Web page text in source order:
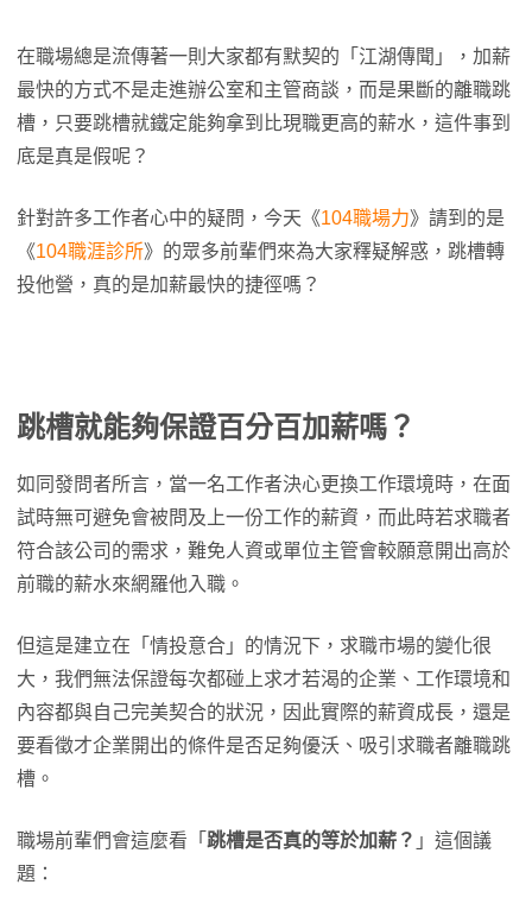
在職場總是流傳著一則大家都有默契的「江湖傳聞」，加薪
最快的方式不是走進辦公室和主管商談，而是果斷的離職跳
槽，只要跳槽就鐵定能夠拿到比現職更高的薪水，這件事到
底是真是假呢？
針對許多工作者心中的疑問，今天《104職場力》請到的是
《104職涯診所》的眾多前輩們來為大家釋疑解惑，跳槽轉
投他營，真的是加薪最快的捷徑嗎？
跳槽就能夠保證百分百加薪嗎？
如同發問者所言，當一名工作者決心更換工作環境時，在面
試時無可避免會被問及上一份工作的薪資，而此時若求職者
符合該公司的需求，難免人資或單位主管會較願意開出高於
前職的薪水來網羅他入職。
但這是建立在「情投意合」的情況下，求職市場的變化很
大，我們無法保證每次都碰上求才若渴的企業、工作環境和
內容都與自己完美契合的狀況，因此實際的薪資成長，還是
要看徵才企業開出的條件是否足夠優沃、吸引求職者離職跳
槽。
職場前輩們會這麼看「 跳槽是否真的等於加薪？ 」這個議
題：